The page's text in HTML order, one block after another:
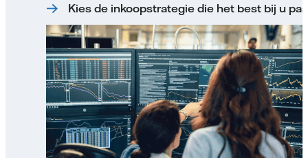
Kies de inkoopstrategie die het best bij u